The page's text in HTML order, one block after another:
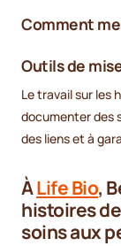
Comment
Outils de
Le travail sur les
documenter des
des liens et à
ÀLife Bio,
histoires
soins aux